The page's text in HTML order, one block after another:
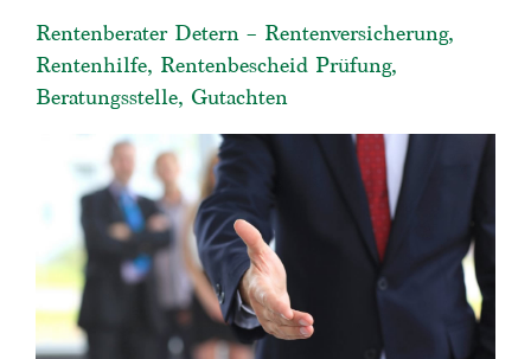
Rentenberater Detern – Rentenversicherung,
Rentenhilfe, Rentenbescheid Prüfung,
Beratungsstelle, Gutachten